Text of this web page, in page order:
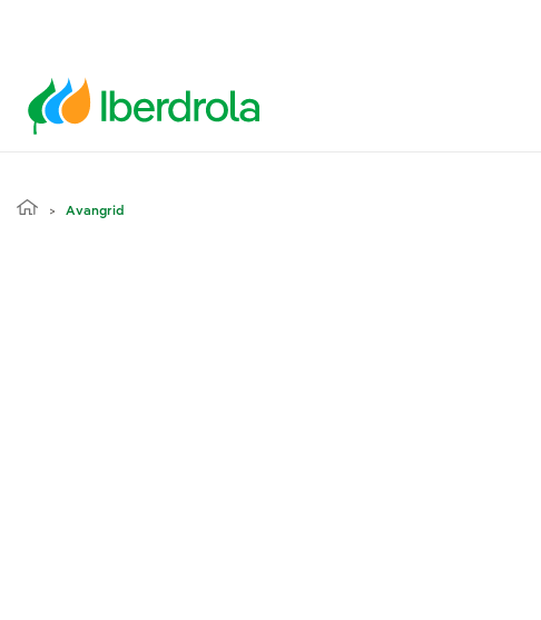
Avangrid